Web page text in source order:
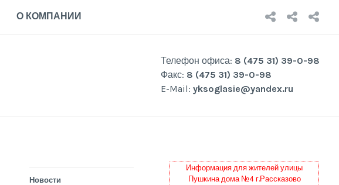
О КОМПАНИИ
О
Телефон офиса: 8 (475 31) 39-0-98
Факс: 8 (475 31) 39-0-98
E-Mail: yksoglasie@yandex.ru
Новости
Информация для жителей улицы
Пушкина дома №4 г.Рассказово